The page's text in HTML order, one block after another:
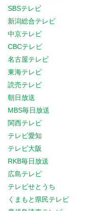
SBSテレビ
新潟総合テレビ
中京テレビ
CBCテレビ
名古屋テレビ
東海テレビ
読売テレビ
朝日放送
MBS毎日放送
関西テレビ
テレビ愛知
テレビ大阪
RKB毎日放送
広島テレビ
テレビせとうち
くまもと県民テレビ